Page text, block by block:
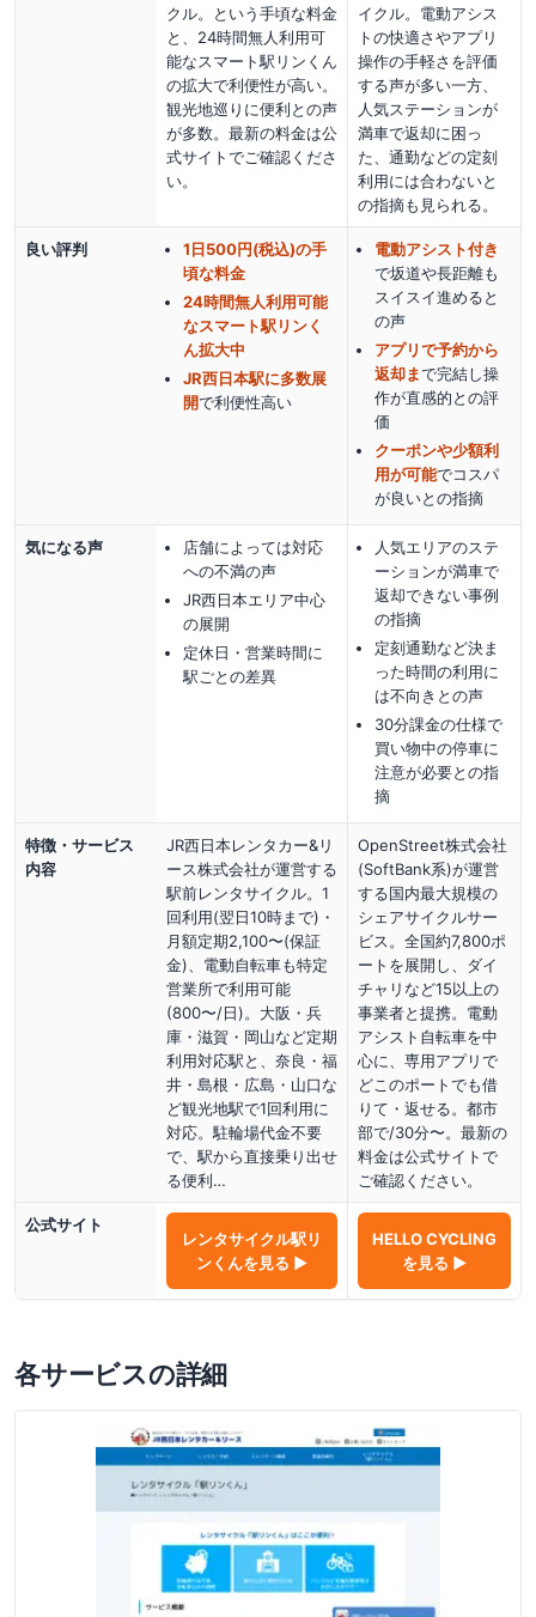
クル。という手頃な料金
と、24時間無人利用可
能なスマート駅リンくん
の拡大で利便性が高い。
観光地巡りに便利との声
が多数。最新の料金は公
式サイトでご確認くださ
い。
イクル。電動アシス
トの快適さやアプリ
操作の手軽さを評価
する声が多い一方、
人気ステーションが
満車で返却に困っ
た、通勤などの定刻
利用には合わないと
の指摘も見られる。
良い評判
1日500円(税込)の手
頃な料金
24時間無人利用可能
なスマート駅リンく
ん拡大中
JR西日本駅に多数展
開で利便性高い
電動アシスト付き
で坂道や長距離も
スイスイ進めると
の声
アプリで予約から
返却まで完結し操
作が直感的との評
価
クーポンや少額利
用が可能でコスパ
が良いとの指摘
気になる声
店舗によっては対応
への不満の声
JR西日本エリア中心
の展開
定休日・営業時間に
駅ごとの差異
人気エリアのステ
ーションが満車で
返却できない事例
の指摘
定刻通勤など決ま
った時間の利用に
は不向きとの声
30分課金の仕様で
買い物中の停車に
注意が必要との指
摘
特徴・サービス
内容
JR西日本レンタカー&リ
ース株式会社が運営する
駅前レンタサイクル。1
回利用(翌日10時まで)・
月額定期2,100〜(保証
金)、電動自転車も特定
営業所で利用可能
(800〜/日)。大阪・兵
庫・滋賀・岡山など定期
利用対応駅と、奈良・福
井・島根・広島・山口な
ど観光地駅で1回利用に
対応。駐輪場代金不要
で、駅から直接乗り出せ
る便利…
OpenStreet株式会社
(SoftBank系)が運営
する国内最大規模の
シェアサイクルサー
ビス。全国約7,800ポ
ートを展開し、ダイ
チャリなど15以上の
事業者と提携。電動
アシスト自転車を中
心に、専用アプリで
どこのポートでも借
りて・返せる。都市
部で/30分〜。最新の
料金は公式サイトで
ご確認ください。
公式サイト
レンタサイクル駅リ
ンくんを見る ▶
HELLO CYCLING
を見る ▶
各サービスの詳細